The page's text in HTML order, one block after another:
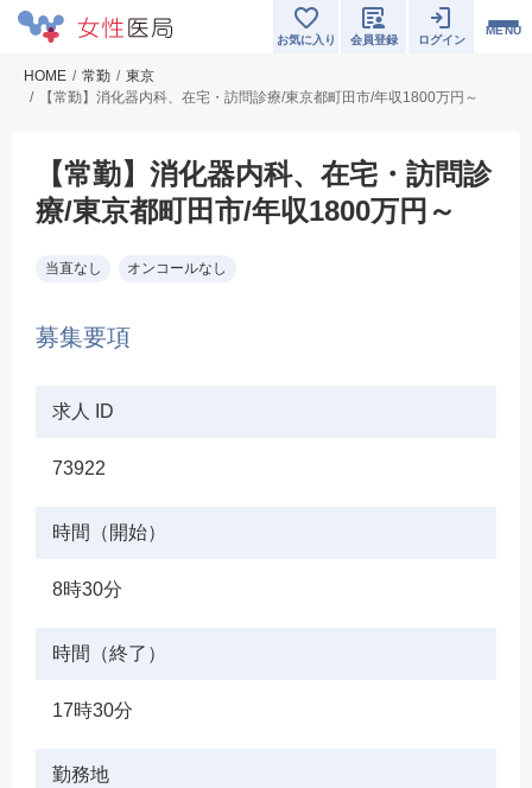
MENU
お気に入り 会員登録 ログイン
HOME 常勤
東京
【常勤】消化器内科、在宅・訪問診療/東京都町田市/年収1800万円～
【常勤】消化器内科、在宅・訪問診
療/東京都町田市/年収1800万円～
当直なし オンコールなし
募集要項
求人 ID
73922
時間（開始）
8時30分
時間（終了）
17時30分
勤務地